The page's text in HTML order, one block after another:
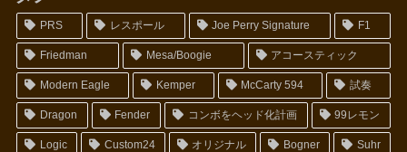
PRS レスポール Joe Perry Signature F1
Friedman Mesa/Boogie アコースティック
Modern Eagle Kemper McCarty 594 試奏
Dragon Fender コンボをヘッド化計画 99レモン
Logic Custom24 オリジナル Bogner Suhr